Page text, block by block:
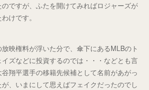
ですが、ふたを開けてみればロジャーズが
けです。
映権料が浮いた分で、傘下にあるMLBのト
ズなどに投資するのでは・・・などとも言
翔平選手の移籍先候補として名前があがっ
、いまにして思えばフェイクだったのでし